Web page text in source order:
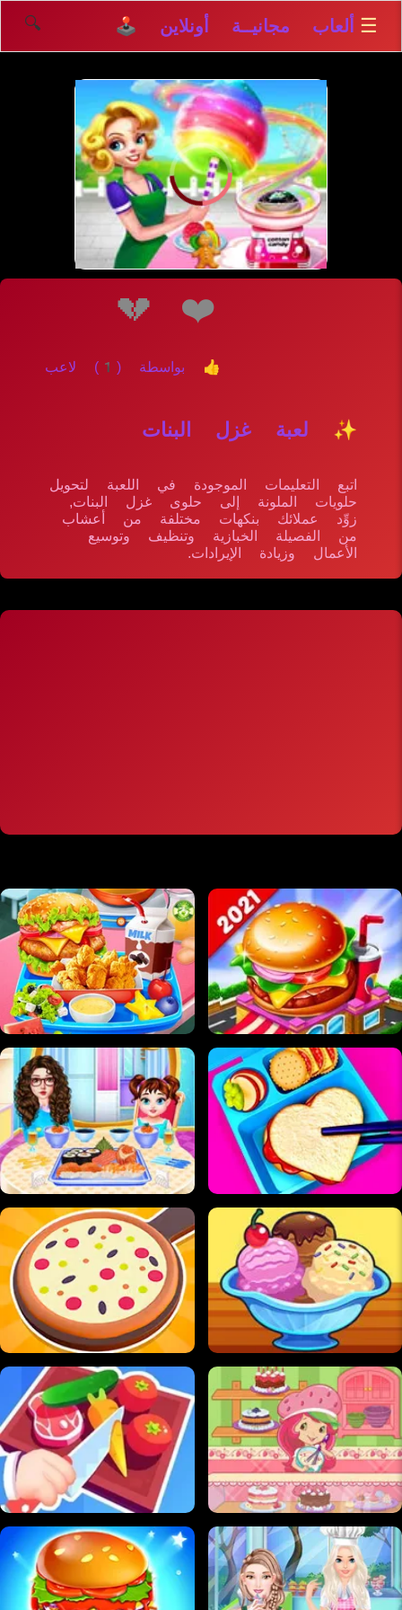
☰ ألعاب مجانيــة أونلاين 🕹️ 🔍
إلعــــب
❤️
💔
👍 بواسطة (1) لاعب
✨ لعبة غزل البنات
اتبع التعليمات الموجودة في اللعبة لتحويل
حلويات الملونة إلى حلوى غزل البنات,
زوِّد عملائك بنكهات مختلفة من أعشاب
من الفصيلة الخبازية وتنظيف وتوسيع
الأعمال وزيادة الإيرادات.